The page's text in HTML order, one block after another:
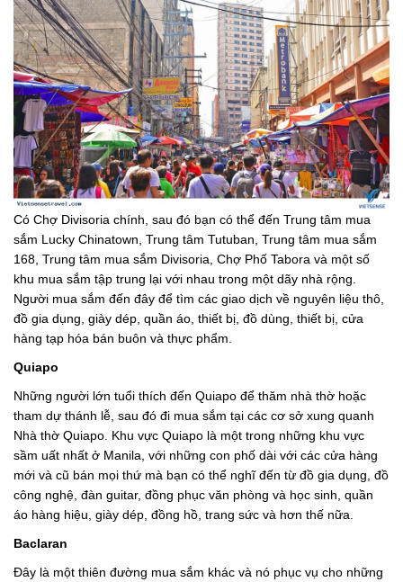
Có Chợ Divisoria chính, sau đó bạn có thể đến Trung tâm mua
sắm Lucky Chinatown, Trung tâm Tutuban, Trung tâm mua sắm
168, Trung tâm mua sắm Divisoria, Chợ Phố Tabora và một số
khu mua sắm tập trung lại với nhau trong một dãy nhà rộng.
Người mua sắm đến đây để tìm các giao dịch về nguyên liệu thô,
đồ gia dụng, giày dép, quần áo, thiết bị, đồ dùng, thiết bị, cửa
hàng tạp hóa bán buôn và thực phẩm.
Quiapo
Những người lớn tuổi thích đến Quiapo để thăm nhà thờ hoặc
tham dự thánh lễ, sau đó đi mua sắm tại các cơ sở xung quanh
Nhà thờ Quiapo. Khu vực Quiapo là một trong những khu vực
sầm uất nhất ở Manila, với những con phố dài với các cửa hàng
mới và cũ bán mọi thứ mà bạn có thể nghĩ đến từ đồ gia dụng, đồ
công nghệ, đàn guitar, đồng phục văn phòng và học sinh, quần
áo hàng hiệu, giày dép, đồng hồ, trang sức và hơn thế nữa.
Baclaran
Đây là một thiên đường mua sắm khác và nó phục vụ cho những